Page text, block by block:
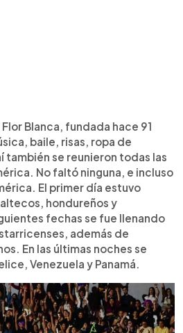
Blanca, fundada hace 91
baile, risas, ropa de
también se reunieron todas las
No faltó ninguna, e incluso
El primer día estuvo
hondureños y
fechas se fue llenando
además de
En las últimas noches se
Venezuela y Panamá.